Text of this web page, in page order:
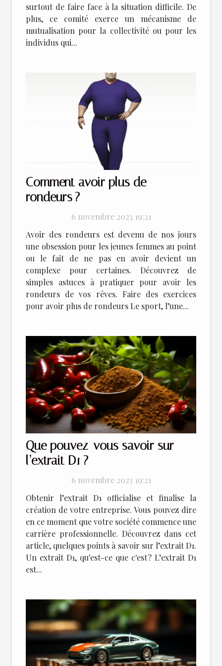
surtout de faire face à la situation difficile. De
plus, ce comité exerce un mécanisme de
mutualisation pour la collectivité ou pour les
individus qui...
Comment avoir plus de
rondeurs ?
6 novembre 2023 19:21
Avoir des rondeurs est devenu de nos jours
une obsession pour les jeunes femmes au point
ou le fait de ne pas en avoir devient un
complexe pour certaines. Découvrez de
simples astuces à pratiquer pour avoir les
rondeurs de vos rêves. Faire des exercices
pour avoir plus de rondeurs Le sport, l’une...
Que pouvez-vous savoir sur
l’extrait D1 ?
6 novembre 2023 19:21
Obtenir l’extrait D1 officialise et finalise la
création de votre entreprise. Vous pouvez dire
en ce moment que votre société commence une
carrière professionnelle. Découvrez dans cet
article, quelques points à savoir sur l’extrait D1.
Un extrait D1, qu'est-ce que c'est ? L’extrait D1
est...